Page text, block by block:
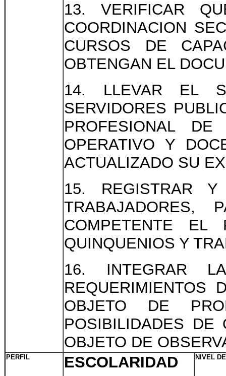
13. VERIFICAR
COORDINACION
CURSOS DE
OBTENGAN EL
14. LLEVAR EL
SERVIDORES
PROFESIONAL
OPERATIVO Y
ACTUALIZADO SU
15. REGISTRAR
TRABAJADORES,
COMPETENTE EL
QUINQUENIOS Y
16. INTEGRAR
REQUERIMIENTOS
OBJETO DE
POSIBILIDADES DE
OBJETO DE
PERFIL ESCOLARIDAD NIVEL